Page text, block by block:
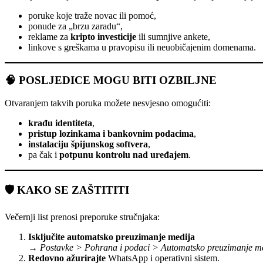
poruke koje traže novac ili pomoć,
ponude za „brzu zaradu“,
reklame za kripto investicije ili sumnjive ankete,
linkove s greškama u pravopisu ili neuobičajenim domenama.
🧠 POSLJEDICE MOGU BITI OZBILJNE
Otvaranjem takvih poruka možete nesvjesno omogućiti:
krađu identiteta,
pristup lozinkama i bankovnim podacima,
instalaciju špijunskog softvera,
pa čak i potpunu kontrolu nad uređajem.
🛡️ KAKO SE ZAŠTITITI
Večernji list prenosi preporuke stručnjaka:
Isključite automatsko preuzimanje medija
→ Postavke > Pohrana i podaci > Automatsko preuzimanje
Redovno ažurirajte WhatsApp i operativni sistem.